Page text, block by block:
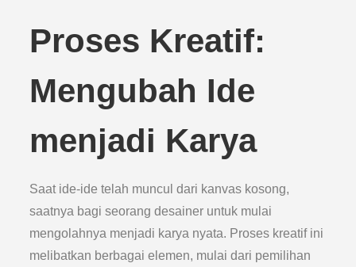
Proses Kreatif:
Mengubah Ide
menjadi Karya
Saat ide-ide telah muncul dari kanvas kosong,
saatnya bagi seorang desainer untuk mulai
mengolahnya menjadi karya nyata. Proses kreatif ini
melibatkan berbagai elemen, mulai dari pemilihan